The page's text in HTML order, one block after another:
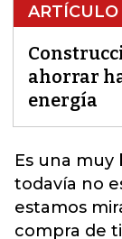
ahorrar
energía
Es una
todavía no
estamos
compra de